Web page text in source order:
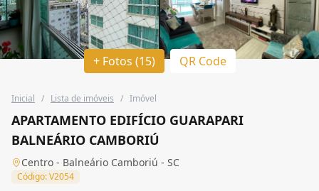
+ Fotos (15) QR Code
Inicial / Lista de imóveis / Imóvel
APARTAMENTO EDIFÍCIO GUARAPARI
BALNEÁRIO CAMBORIÚ
Centro - Balneário Camboriú - SC
Código: V2054